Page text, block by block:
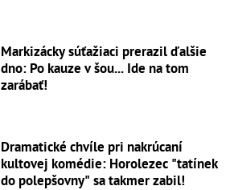
Markizácky súťažiaci prerazil ďalšie
dno: Po kauze v šou... Ide na tom
zarábať!
Dramatické chvíle pri nakrúcaní
kultovej komédie: Horolezec "tatínek
do polepšovny" sa takmer zabil!